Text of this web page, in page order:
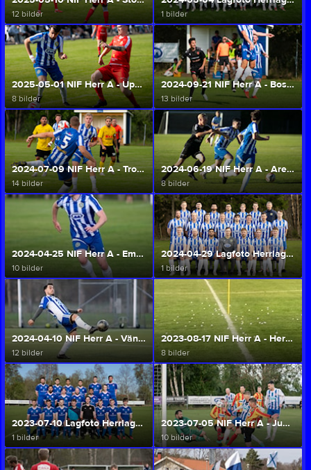
12 bilder 1 bilder
2025-05-01 NIF Herr A - Upphärads IS (Herr A/U)
8 bilder
2024-09-21 NIF Herr A - Bosna FC (3-2) (Herr A/U)
13 bilder
2024-07-09 NIF Herr A - Trollhättans IF (2-3) (Herr A/U)
14 bilder
2024-06-19 NIF Herr A - Arentorp/Helås FK 1-4 (Herr A/U)
8 bilder
2024-04-25 NIF Herr A - Emtunga/Tråvad/Larv (Herr A/U)
10 bilder
2024-04-29 Lagfoto Herrlaget 2024 (Herr A/U)
1 bilder
2024-04-10 NIF Herr A - Vänersborgs IF (Herr A/U)
12 bilder
2023-08-17 NIF Herr A - Herrljunga SK FK (1-0) (Herr A/U)
8 bilder
2023-07-10 Lagfoto Herrlaget 2023 (Herr A/U)
1 bilder
2023-07-05 NIF Herr A - Jung/Kvänum 10 IF (3-2) (Herr A/U)
10 bilder